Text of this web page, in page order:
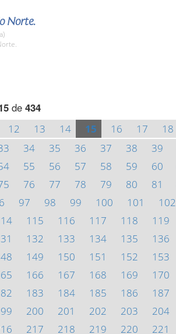
Norte.
de 434
12 13 14 15 16 17 18
34 35 36 37 38 39
55 56 57 58 59 60
76 77 78 79 80 81
97 98 99 100 101 102
115 116 117 118 119
132 133 134 135 136
149 150 151 152 153
166 167 168 169 170
183 184 185 186 187
200 201 202 203 204
217 218 219 220 221